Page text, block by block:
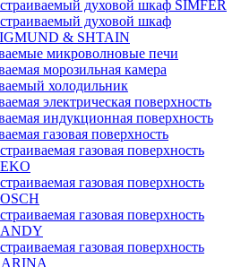
духовой шкаф SIMFER
духовой шкаф
& SHTAIN
микроволновые печи
морозильная камера
холодильник
электрическая поверхность
индукционная поверхность
газовая поверхность
газовая поверхность
газовая поверхность
газовая поверхность
газовая поверхность